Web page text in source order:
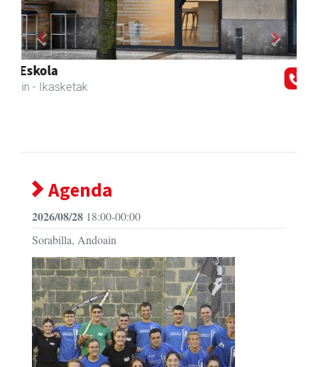
La Salle Berrozpe Ikastetxea
Andoain - Hezkuntza
Previous Next
Agenda
2026/08/28 18:00-00:00
Sorabilla, Andoain